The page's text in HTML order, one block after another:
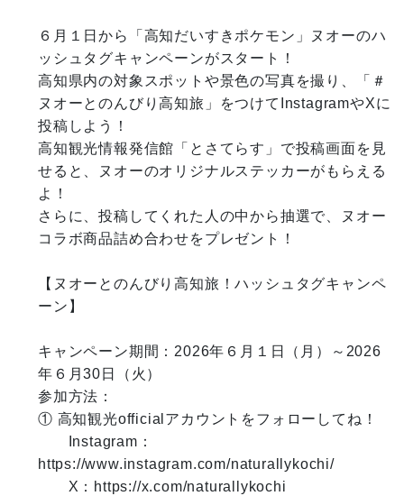
６月１日から「高知だいすきポケモン」ヌオーのハ
ッシュタグキャンペーンがスタート！
高知県内の対象スポットや景色の写真を撮り、「＃
ヌオーとのんびり高知旅」をつけてInstagramやXに
投稿しよう！
高知観光情報発信館「とさてらす」で投稿画面を見
せると、ヌオーのオリジナルステッカーがもらえる
よ！
さらに、投稿してくれた人の中から抽選で、ヌオー
コラボ商品詰め合わせをプレゼント！
【ヌオーとのんびり高知旅！ハッシュタグキャンペ
ーン】
キャンペーン期間：2026年６月１日（月）～2026
年６月30日（火）
参加方法：
① 高知観光officialアカウントをフォローしてね！
Instagram：
https://www.instagram.com/naturallykochi/
X：https://x.com/naturallykochi